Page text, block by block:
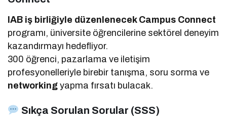
IAB iş birliğiyle düzenlenecek Campus Connect
programı, üniversite öğrencilerine sektörel deneyim
kazandırmayı hedefliyor.
300 öğrenci, pazarlama ve iletişim
profesyonelleriyle birebir tanışma, soru sorma ve
networking yapma fırsatı bulacak.
Sıkça Sorulan Sorular (SSS)